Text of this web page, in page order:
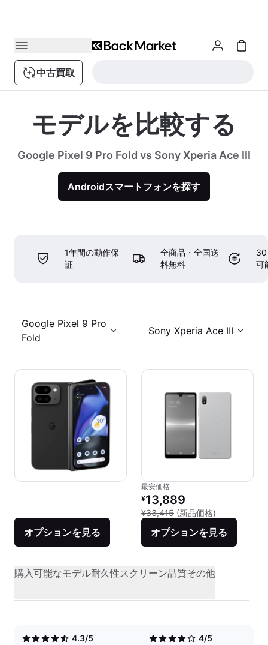
中古買取
モデルを比較する
Google Pixel 9 Pro Fold vs Sony Xperia Ace III
Androidスマートフォンを探す
1年間の動作保
証
全商品・全国送
料無料
30
可
Google Pixel 9 Pro
Fold
Sony Xperia Ace III
オプションを見る
最安価格
リファービッシュ品の価格：
¥13,889
¥33,415 (新品価格)
オプションを見る
購入可能なモデル耐久性スクリーン品質その他
4.3/5
4/5